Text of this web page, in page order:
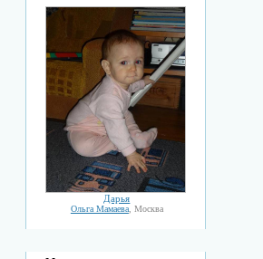
Дарья
Ольга Мамаева, Москва